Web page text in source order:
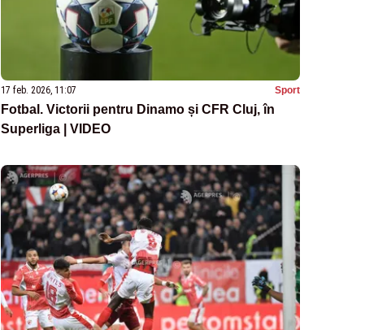
17 feb. 2026, 11:07 Sport
Fotbal. Victorii pentru Dinamo și CFR Cluj, în
Superliga | VIDEO